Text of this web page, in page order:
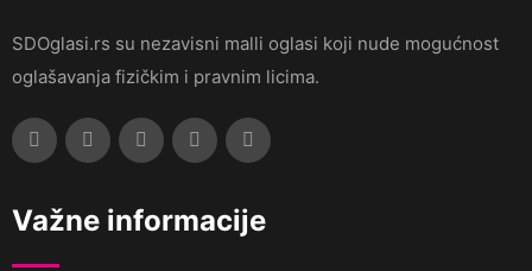
SDOglasi.rs su nezavisni malli oglasi koji nude mogućnost
oglašavanja fizičkim i pravnim licima.
Važne informacije